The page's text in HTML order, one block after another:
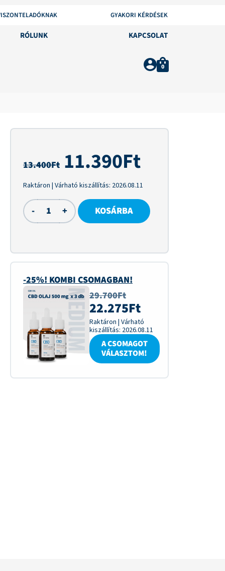
GYAKORI KÉRDÉSEK
RÓLUNK KAPCSOLAT
0
13.400Ft 11.390Ft
Raktáron | Várható kiszállítás: 2026.08.11
- + KOSÁRBA
-25%! KOMBI CSOMAGBAN!
29.700Ft
22.275Ft
Raktáron | Várható
kiszállítás: 2026.08.11
A CSOMAGOT
VÁLASZTOM!